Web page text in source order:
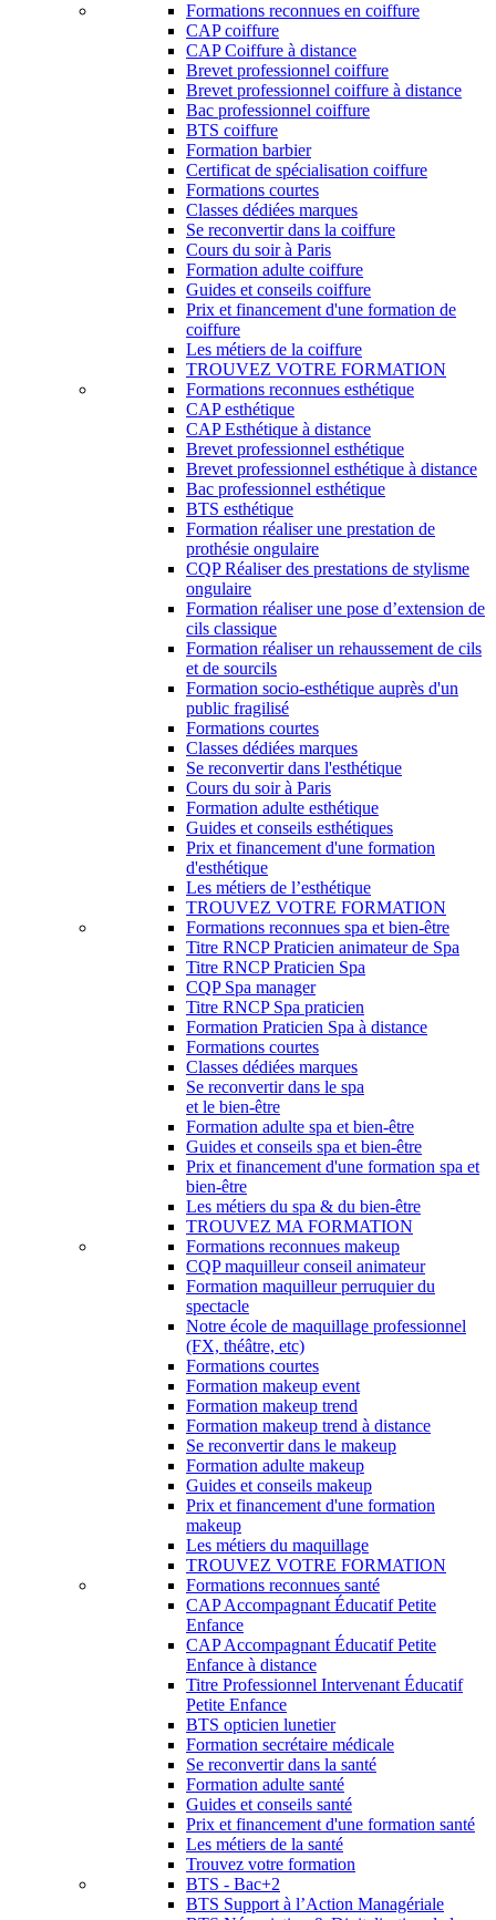
Formations reconnues en coiffure
CAP coiffure
CAP Coiffure à distance
Brevet professionnel coiffure
Brevet professionnel coiffure à distance
Bac professionnel coiffure
BTS coiffure
Formation barbier
Certificat de spécialisation coiffure
Formations courtes
Classes dédiées marques
Se reconvertir dans la coiffure
Cours du soir à Paris
Formation adulte coiffure
Guides et conseils coiffure
Prix et financement d'une formation de
coiffure
Les métiers de la coiffure
TROUVEZ VOTRE FORMATION
Formations reconnues esthétique
CAP esthétique
CAP Esthétique à distance
Brevet professionnel esthétique
Brevet professionnel esthétique à distance
Bac professionnel esthétique
BTS esthétique
Formation réaliser une prestation de
prothésie ongulaire
CQP Réaliser des prestations de stylisme
ongulaire
Formation réaliser une pose d’extension de
cils classique
Formation réaliser un rehaussement de cils
et de sourcils
Formation socio-esthétique auprès d'un
public fragilisé
Formations courtes
Classes dédiées marques
Se reconvertir dans l'esthétique
Cours du soir à Paris
Formation adulte esthétique
Guides et conseils esthétiques
Prix et financement d'une formation
d'esthétique
Les métiers de l’esthétique
TROUVEZ VOTRE FORMATION
Formations reconnues spa et bien-être
Titre RNCP Praticien animateur de Spa
Titre RNCP Praticien Spa
CQP Spa manager
Titre RNCP Spa praticien
Formation Praticien Spa à distance
Formations courtes
Classes dédiées marques
Se reconvertir dans le spa
et le bien-être
Formation adulte spa et bien-être
Guides et conseils spa et bien-être
Prix et financement d'une formation spa et
bien-être
Les métiers du spa & du bien-être
TROUVEZ MA FORMATION
Formations reconnues makeup
CQP maquilleur conseil animateur
Formation maquilleur perruquier du
spectacle
Notre école de maquillage professionnel
(FX, théâtre, etc)
Formations courtes
Formation makeup event
Formation makeup trend
Formation makeup trend à distance
Se reconvertir dans le makeup
Formation adulte makeup
Guides et conseils makeup
Prix et financement d'une formation
makeup
Les métiers du maquillage
TROUVEZ VOTRE FORMATION
Formations reconnues santé
CAP Accompagnant Éducatif Petite
Enfance
CAP Accompagnant Éducatif Petite
Enfance à distance
Titre Professionnel Intervenant Éducatif
Petite Enfance
BTS opticien lunetier
Formation secrétaire médicale
Se reconvertir dans la santé
Formation adulte santé
Guides et conseils santé
Prix et financement d'une formation santé
Les métiers de la santé
Trouvez votre formation
BTS - Bac+2
BTS Support à l’Action Managériale